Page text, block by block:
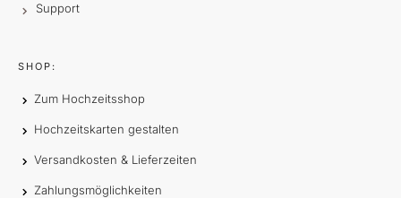
Support
SHOP:
Zum Hochzeitsshop
Hochzeitskarten gestalten
Versandkosten & Lieferzeiten
Zahlungsmöglichkeiten